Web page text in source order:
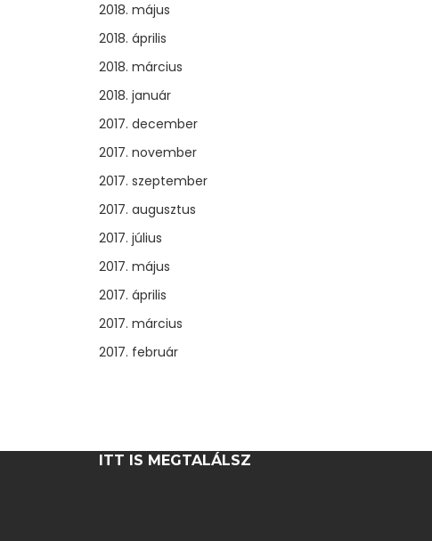
2018. május
2018. április
2018. március
2018. január
2017. december
2017. november
2017. szeptember
2017. augusztus
2017. július
2017. május
2017. április
2017. március
2017. február
ITT IS MEGTALÁLSZ